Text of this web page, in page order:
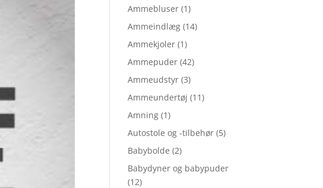
Ammebluser (1)
Ammeindlæg (14)
Ammekjoler (1)
Ammepuder (42)
Ammeudstyr (3)
Ammeundertøj (11)
Amning (1)
Autostole og -tilbehør (5)
Babybolde (2)
Babydyner og babypuder
(12)